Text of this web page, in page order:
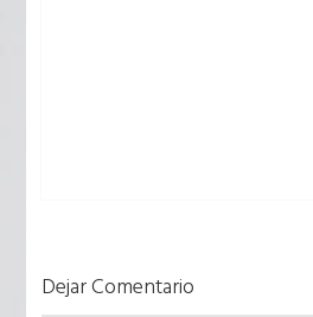
Dejar Comentario